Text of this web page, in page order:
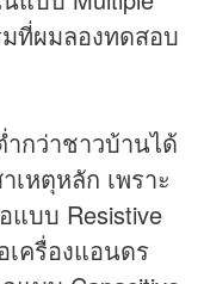
ที่ผมลองทดสอบ
กว่าชาวบ้านได้
หตุหลัก เพราะ
แบบ Resistive
ครื่องแอนดร